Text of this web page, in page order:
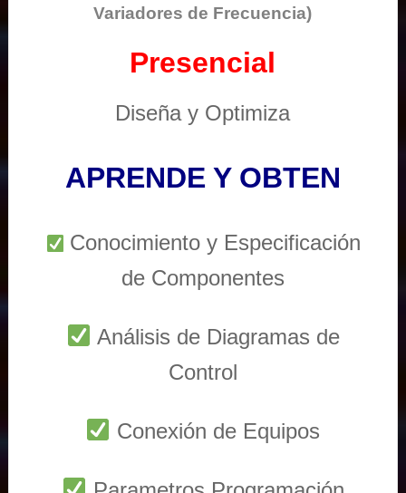
Variadores de Frecuencia)
Presencial
Diseña y Optimiza
APRENDE Y OBTEN
Conocimiento y Especificación
de Componentes
Análisis de Diagramas de
Control
Conexión de Equipos